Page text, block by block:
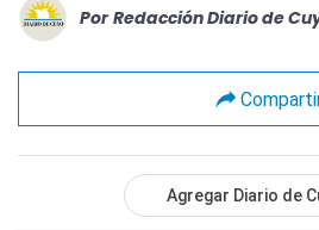
Por Redacción Diario de
Agregar Diario de